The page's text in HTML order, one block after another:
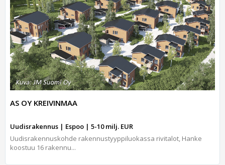
AS OY KREIVINMAA
Uudisrakennus | Espoo | 5-10 milj. EUR
Uudisrakennuskohde rakennustyyppiluokassa rivitalot, Hanke
koostuu 16 rakennu...